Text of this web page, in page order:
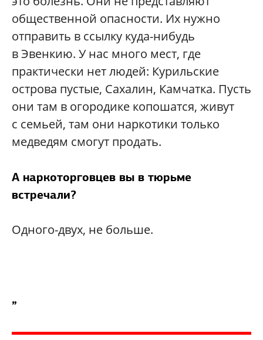
общественной опасности. Их нужно
отправить в ссылку куда-нибудь
в Эвенкию. У нас много мест, где
практически нет людей: Курильские
острова пустые, Сахалин, Камчатка. Пусть
они там в огородике копошатся, живут
с семьей, там они наркотики только
медведям смогут продать.
А наркоторговцев вы в тюрьме
встречали?
Одного-двух, не больше.
„